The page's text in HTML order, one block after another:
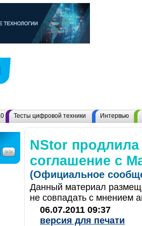
Тесты цифровой техники Интервью
NStor продлила
соглашение с
(Официальное
Данный материал
не совпадать с мнением
06.07.2011 09:37
версия для печати